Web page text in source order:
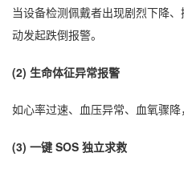
当设备检测佩戴者出现剧烈下降
动发起跌倒报警。
(2) 生命体征异常报警
如心率过速、血压异常、血氧骤降
(3) 一键 SOS 独立求救